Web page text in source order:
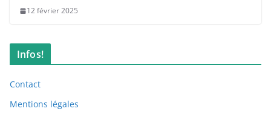
12 février 2025
Infos!
Contact
Mentions légales